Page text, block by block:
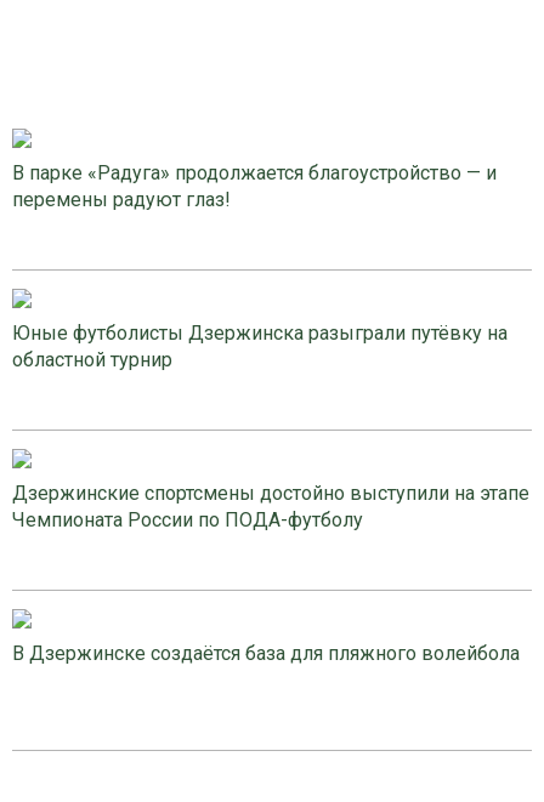
В парке «Радуга» продолжается благоустройство — и
перемены радуют глаз!
Юные футболисты Дзержинска разыграли путёвку на
областной турнир
Дзержинские спортсмены достойно выступили на этапе
Чемпионата России по ПОДА-футболу
В Дзержинске создаётся база для пляжного волейбола